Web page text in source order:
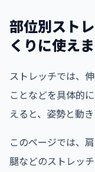
部位別スト
くりに使え
ストレッチでは、
ことなどを具体的
えると、姿勢と動
このページでは、
腿などのストレッ